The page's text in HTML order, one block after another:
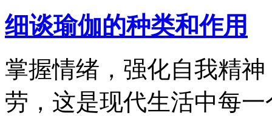
细谈瑜伽的种类和作用
掌握情绪，强化自我精
劳，这是现代生活中每